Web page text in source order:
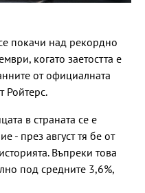
покачи над рекордно
когато заетостта е
от официалната
Ройтерс.
в страната се е
- през август тя бе от
Въпреки това
под средните 3,6%,